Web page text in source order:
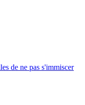
de ne pas s'immiscer